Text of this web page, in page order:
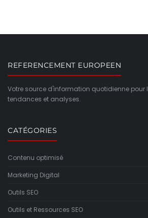
REFERENCEMENT EUROPEEN
Votre source d'information quotidienne pour
tendances et analyses.
CATÉGORIES
Contenu optimisé
Marketing Digital
Outils SEO
Outils et Ressources SEO